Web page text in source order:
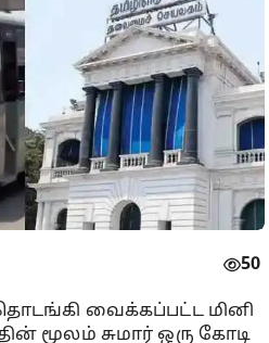
50
வைக்கப்பட்ட மினி
மூலம் சுமார் ஒரு கோடி